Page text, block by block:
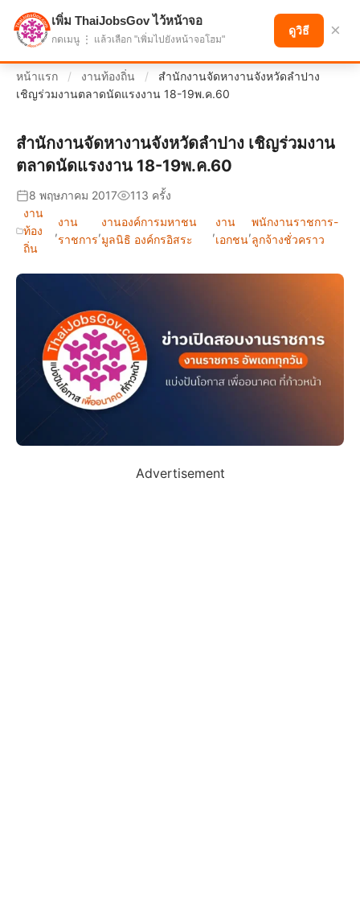
แบ่งปันโอกาส เพื่ออนาคตที่ก้าวหน้า
หน้าแรก / งานท้องถิ่น /
สำนักงานจัดหางานจังหวัดลำปาง
เชิญร่วมงานตลาดนัดแรงงาน 18-19พ.ค.60
สำนักงานจัดหางานจังหวัดลำปาง เชิญร่วมงาน
ตลาดนัดแรงงาน 18-19พ.ค.60
8 พฤษภาคม 2017
113 ครั้ง
งาน
ท้อง
ถิ่น
,
งาน
ราชการ
,
งานองค์การมหาชน
มูลนิธิ องค์กรอิสระ
,
งาน
เอกชน
,
พนักงานราชการ-
ลูกจ้างชั่วคราว
Advertisement
เพิ่ม ThaiJobsGov ไว้หน้าจอ
กดเมนู ⋮ แล้วเลือก "เพิ่มไปยังหน้าจอโฮม"
ดูวิธี ×